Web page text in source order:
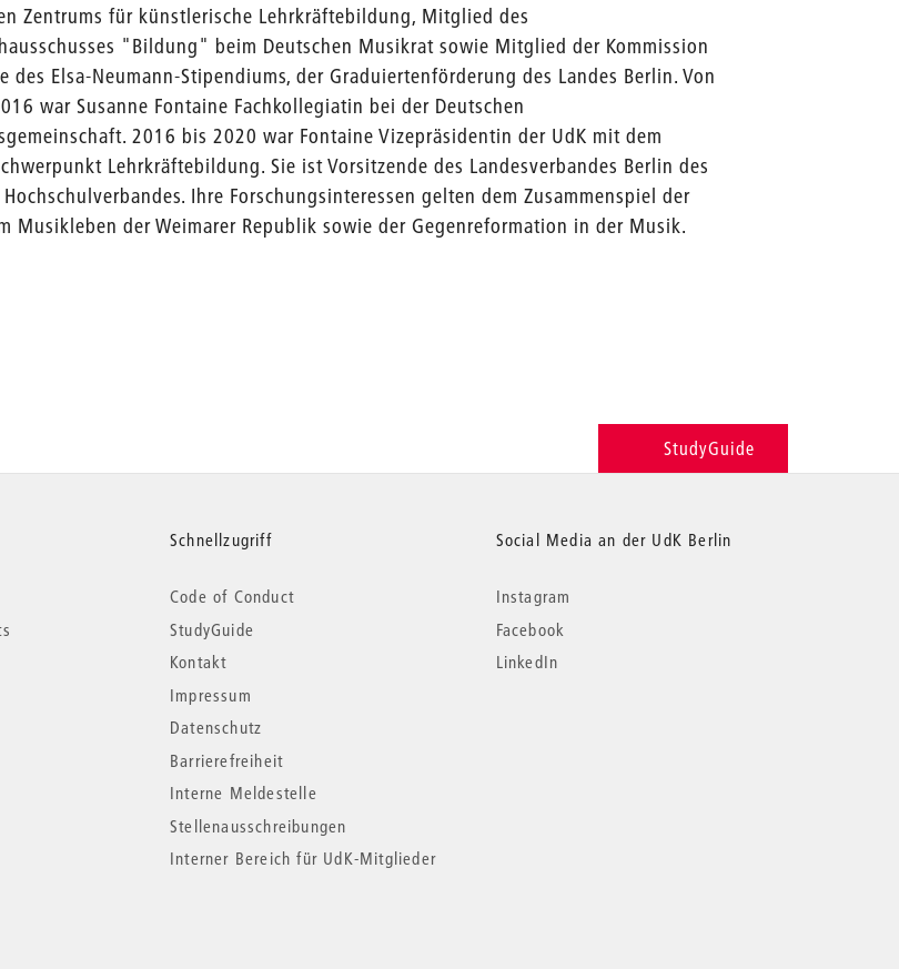
Zentrums für künstlerische Lehrkräftebildung, Mitglied des
"Bildung" beim Deutschen Musikrat sowie Mitglied der Kommission
des Elsa-Neumann-Stipendiums, der Graduiertenförderung des Landes Berlin. Von
war Susanne Fontaine Fachkollegiatin bei der Deutschen
2016 bis 2020 war Fontaine Vizepräsidentin der UdK mit dem
Lehrkräftebildung. Sie ist Vorsitzende des Landesverbandes Berlin des
Ihre Forschungsinteressen gelten dem Zusammenspiel der
Musikleben der Weimarer Republik sowie der Gegenreformation in der Musik.
StudyGuide
Schnellzugriff
Code of Conduct
StudyGuide
Kontakt
Impressum
Datenschutz
Barrierefreiheit
Interne Meldestelle
Stellenausschreibungen
Interner Bereich für UdK-Mitglieder
Social Media an der UdK Berlin
Instagram
Facebook
LinkedIn